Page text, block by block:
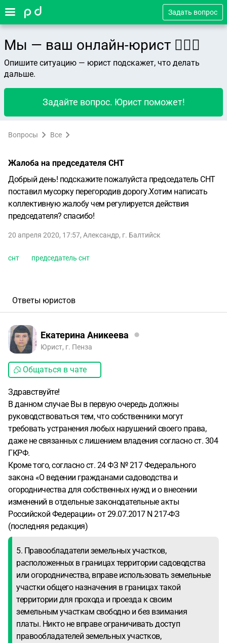
Задать вопрос
Мы — ваш онлайн-юрист 👨🏻‍⚖️
Опишите ситуацию — юрист подскажет, что делать
дальше.
Задайте вопрос. Юрист поможет!
Вопросы Все
Жалоба на председателя СНТ
Добрый день! подскажите пожалуйста председатель СНТ
поставил мусорку перегородив дорогу.Хотим написать
коллективную жалобу чем регулируется действия
председателя? спасибо!
20 апреля 2020, 17:57, Александр, г. Балтийск
снт председатель снт
Ответы юристов
Екатерина Аникеева
Юрист, г. Пенза
Общаться в чате
Здравствуйте!
В данном случае Вы в первую очередь должны
руководствоваться тем, что собственники могут
требовать устранения любых нарушений своего права,
даже не связанных с лишением владения согласно ст. 304
ГКРФ.
Кроме того, согласно ст. 24 ФЗ № 217 Федерального
закона «О ведении гражданами садоводства и
огородничества для собственных нужд и о внесении
изменений в отдельные законодательные акты
Российской Федерации» от 29.07.2017 N 217-ФЗ
(последняя редакция)
5. Правообладатели земельных участков,
расположенных в границах территории садоводства
или огородничества, вправе использовать земельные
участки общего назначения в границах такой
территории для прохода и проезда к своим
земельным участкам свободно и без взимания
платы. Никто не вправе ограничивать доступ
правообладателей земельных участков,